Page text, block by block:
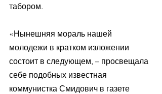
табором.
«Нынешняя мораль нашей
молодежи в кратком изложении
состоит в следующем, – просвещала
себе подобных известная
коммунистка Смидович в газете